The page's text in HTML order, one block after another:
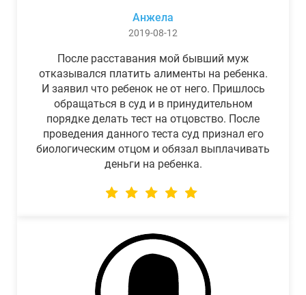
Анжела
2019-08-12
После расставания мой бывший муж
отказывался платить алименты на ребенка.
И заявил что ребенок не от него. Пришлось
обращаться в суд и в принудительном
порядке делать тест на отцовство. После
проведения данного теста суд признал его
биологическим отцом и обязал выплачивать
деньги на ребенка.